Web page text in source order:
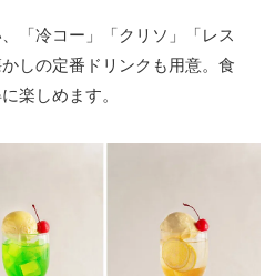
「冷コー」「クリソ」「レス
しの定番ドリンクも用意。食
楽しめます。